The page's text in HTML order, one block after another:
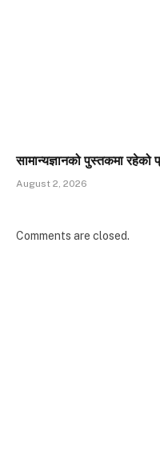
सामान्यज्ञानको पुस्तकमा रहेको
August 2, 2026
Comments are closed.